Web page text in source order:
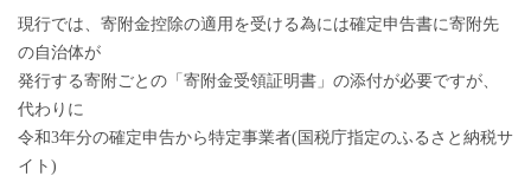
現行では、寄附金控除の適用を受ける為には確定申告書に寄附先
の自治体が
発行する寄附ごとの「寄附金受領証明書」の添付が必要ですが、
代わりに
令和3年分の確定申告から特定事業者(国税庁指定のふるさと納税サ
イト)